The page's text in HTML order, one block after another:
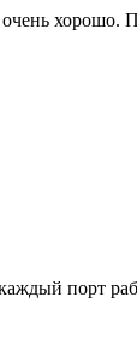
хорошо.
порт